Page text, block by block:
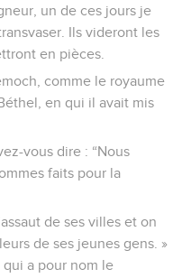
un de ces jours je
Ils videront les
en pièces.
comme le royaume
en qui il avait mis
vous dire : “Nous
faits pour la
de ses villes et on
de ses jeunes gens. »
a pour nom le